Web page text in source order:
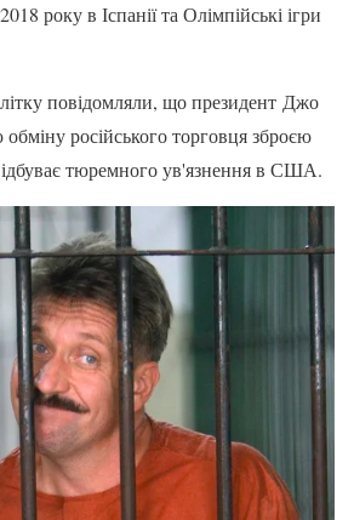
року в Іспанії та Олімпійські ігри
повідомляли, що президент Джо
російського торговця зброєю
тюремного ув'язнення в США.